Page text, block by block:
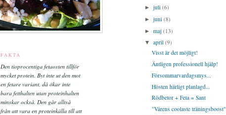
FAKTA
Den tioprocentiga fetaosten tillför
mycket protein. Byt inte ut den mot
en fetare variant, då ökar inte
bara fetthalten utan proteinhalten
minskar också. Den går alltså
från att vara en proteinkälla till att
► juli (6)
► juni (8)
► maj (13)
▼ april (9)
Visst är det möjligt!
Äntligen professionell hjälp!
Försommarvardagsmys...
Hösten härligt planlagd...
Rödbetor + Feta = Sant
"Vårens coolaste träningsboost"